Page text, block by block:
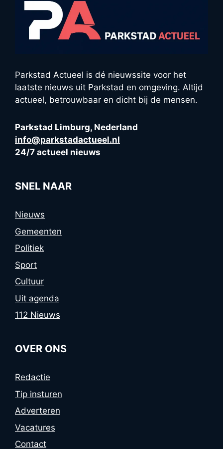
Parkstad Actueel is dé nieuwssite voor het
laatste nieuws uit Parkstad en omgeving. Altijd
actueel, betrouwbaar en dicht bij de mensen.
Parkstad Limburg, Nederland
info@parkstadactueel.nl
24/7 actueel nieuws
SNEL NAAR
Nieuws
Gemeenten
Politiek
Sport
Cultuur
Uit agenda
112 Nieuws
OVER ONS
Redactie
Tip insturen
Adverteren
Vacatures
Contact